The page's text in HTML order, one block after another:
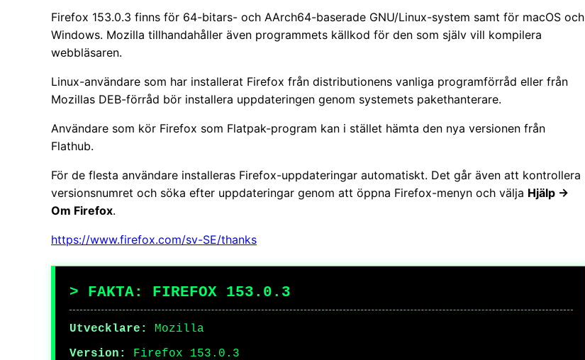
Firefox 153.0.3 finns för 64-bitars- och AArch64-baserade GNU/Linux-system samt för macOS och
Windows. Mozilla tillhandahåller även programmets källkod för den som själv vill kompilera
webbläsaren.
Linux-användare som har installerat Firefox från distributionens vanliga programförråd eller från
Mozillas DEB-förråd bör installera uppdateringen genom systemets pakethanterare.
Användare som kör Firefox som Flatpak-program kan i stället hämta den nya versionen från
Flathub.
För de flesta användare installeras Firefox-uppdateringar automatiskt. Det går även att kontrollera
versionsnumret och söka efter uppdateringar genom att öppna Firefox-menyn och välja Hjälp →
Om Firefox.
https://www.firefox.com/sv-SE/thanks
> FAKTA: FIREFOX 153.0.3
Utvecklare:
Mozilla
Version:
Firefox 153.0.3